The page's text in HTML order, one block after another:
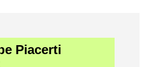
Piacerti